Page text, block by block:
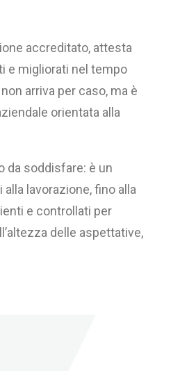
accreditato, attesta
e migliorati nel tempo
arriva per caso, ma è
orientata alla
da soddisfare: è un
lavorazione, fino alla
e controllati per
delle aspettative,